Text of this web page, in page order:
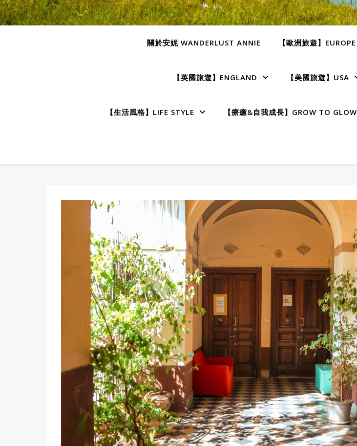
關於安妮 WANDERLUST ANNIE 【歐洲旅遊】EUROPE
【英國旅遊】ENGLAND 【美國旅遊】USA
【生活風格】LIFE STYLE 【療癒&自我成長】GROW TO GLOW